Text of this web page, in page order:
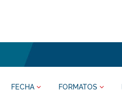
FECHA FORMATOS